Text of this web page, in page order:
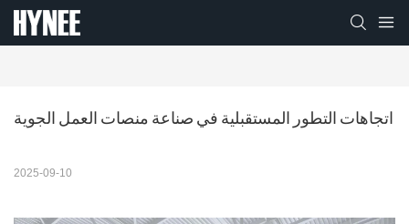
اتجاهات التطور المستقبلية في صناعة منصات العمل الجوية
2025-09-10